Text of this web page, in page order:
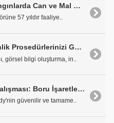
Doğru Yalıtım, Yangınlarda Can ve Mal Kaybını Azaltıyor
57 yıldır faaliye..
Brady'den: Güvenlik Prosedürlerinizi Görüntüleyin ve Yönetin
görsel bilgi oluşturma, in..
Brady'den Vaka Çalışması: Boru İşaretleyiciler ile Gıda ve Personel Güvenliğini Artırın
güvenilir ve tamame..